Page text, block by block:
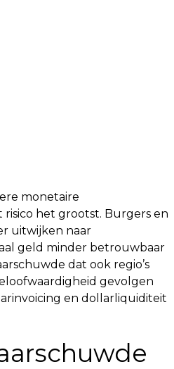
monetaire
risico het grootst. Burgers en
uitwijken naar
geld minder betrouwbaar
dat ook regio’s
gevolgen
en dollarliquiditeit